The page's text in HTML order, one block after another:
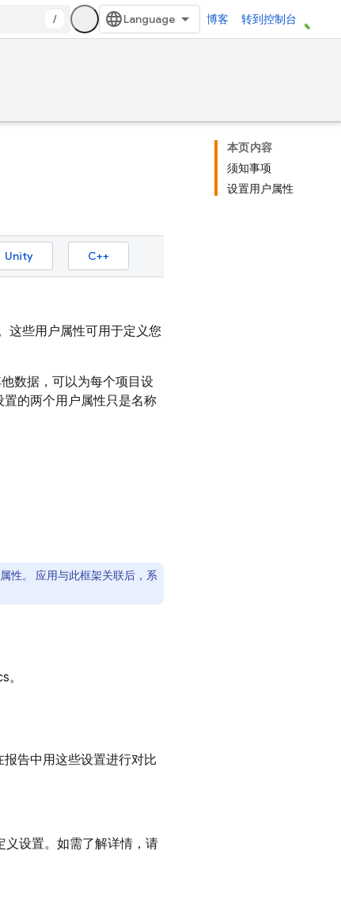
/ 博客 转到控制台
本页内容
须知事项
设置用户属性
Unity C++
这些用户属性可用于定义您
数据，可以为每个项目设
的两个用户属性只是名称
性。 应用与此框架关联后，系
。
告中用这些设置进行对比
义设置。如需了解详情，请